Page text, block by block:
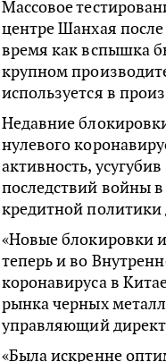
Массовое
центре Шанхая
время как вспышка
крупном
используется в
Недавние
нулевого
активность,
последствий войны
кредитной
«Новые блокировки
теперь и во
коронавируса в
рынка черных
управляющий
«Была искренне